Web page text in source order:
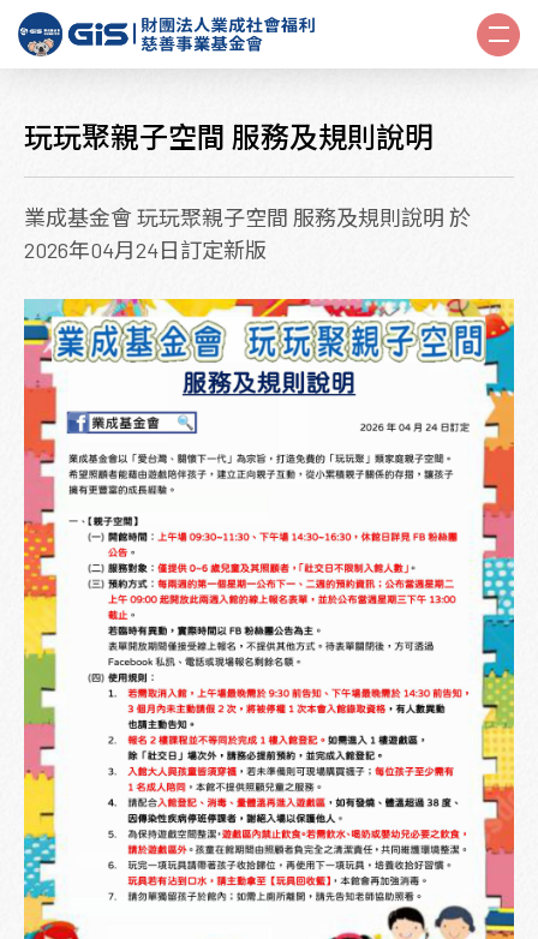
玩玩聚親子空間 服務及規則說明
業成基金會 玩玩聚親子空間 服務及規則說明 於
2026年04月24日訂定新版